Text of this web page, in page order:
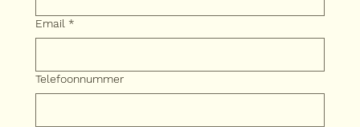
Email *
Telefoonnummer